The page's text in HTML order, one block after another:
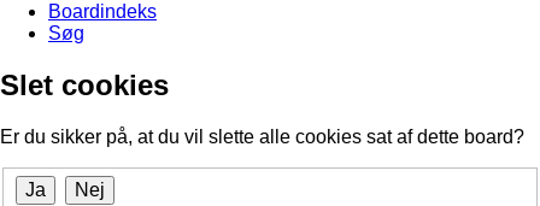
Boardindeks
Søg
Slet cookies
Er du sikker på, at du vil slette alle cookies sat af dette board?